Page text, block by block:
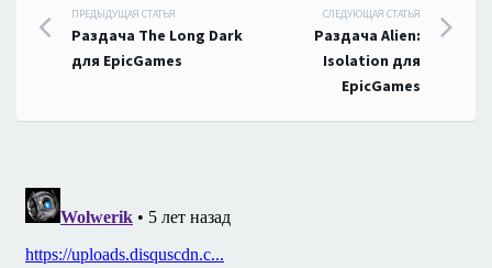
Навигация
по
записям
ПРЕДЫДУЩАЯ СТАТЬЯ
Раздача The Long Dark
для EpicGames
СЛЕДУЮЩАЯ СТАТЬЯ
Раздача Alien:
Isolation для
EpicGames